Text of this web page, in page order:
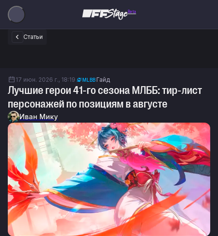
Beta
Статьи
17 июн. 2026 г., 18:19 MLBB Гайд
Лучшие герои 41-го сезона МЛББ: тир-лист
персонажей по позициям в августе
Иван Мику